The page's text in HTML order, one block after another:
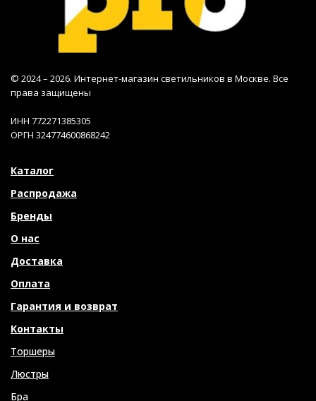
© 2024 – 2026. Интернет-магазин светильников в Москве. Все
права защищены
ИНН 772271385305
ОРГН 324774600868242
Каталог
Распродажа
Бренды
О нас
Доставка
Оплата
Гарантия и возврат
Контакты
Торшеры
Люстры
Бра